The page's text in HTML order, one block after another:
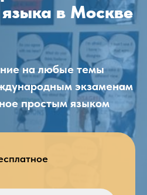
языка в Москве
на любые темы
экзаменам
простым языком